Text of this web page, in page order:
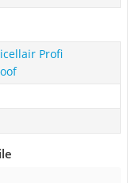
Profi